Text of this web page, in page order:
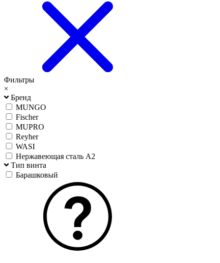
Фильтры
×
Бренд
MUNGO
Fischer
MUPRO
Reyher
WASI
Нержавеющая сталь А2
Тип винта
Барашковый